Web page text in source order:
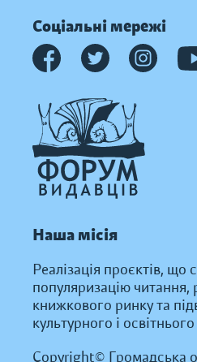
Соціальні мережі
Наша місія
Реалізація проєктів, що
популяризацію читання,
книжкового ринку та
культурного і
Copyright© Громадська